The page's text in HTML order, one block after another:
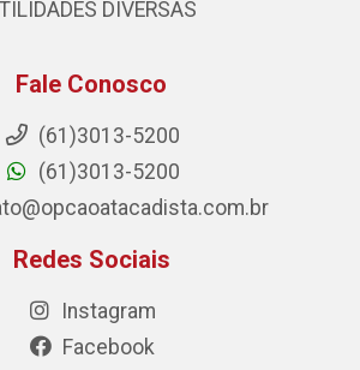
DIVERSAS
Fale Conosco
(61)3013-5200
(61)3013-5200
Redes Sociais
Instagram
Facebook